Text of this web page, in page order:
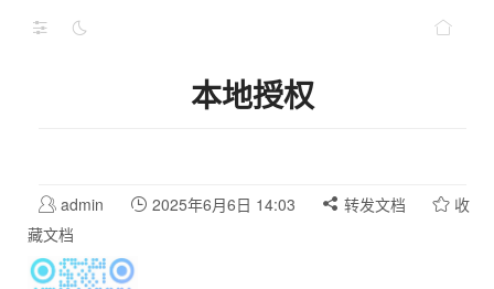
本地授权
admin 2025年6月6日 14:03 转发文档
收
藏文档